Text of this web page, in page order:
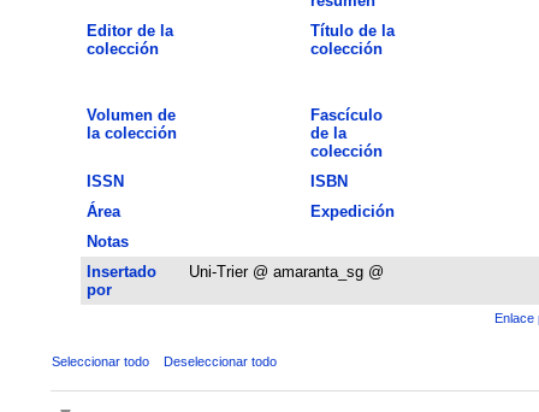
Editor de la
colección
Título de la
colección
Volumen de
la colección
Fascículo
de la
colección
ISSN
ISBN
Área
Expedición
Notas
Insertado
por
Uni-Trier @ amaranta_sg @
Enlace
Seleccionar todo Deseleccionar todo